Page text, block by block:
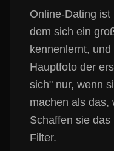
Online-Dating
dem sich ein
kennenlernt,
Hauptfoto der
sich" nur, wenn
machen als das,
Schaffen sie
Filter.